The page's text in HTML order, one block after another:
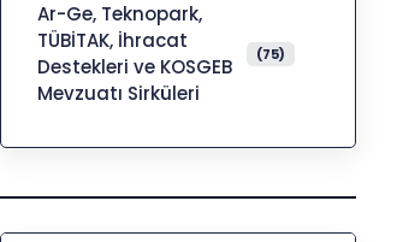
Ar-Ge, Teknopark,
TÜBİTAK, İhracat
Destekleri ve KOSGEB
Mevzuatı Sirküleri
(75)